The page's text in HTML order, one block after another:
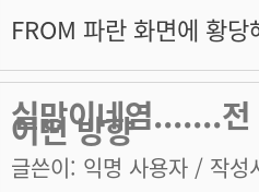
FROM 파란 화면에 황
실망이네염.......전
어떤 방향
글쓴이: 익명 사용자 / 작성